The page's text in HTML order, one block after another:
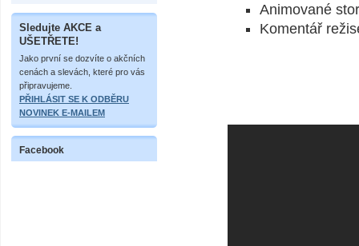
Sledujte AKCE a
UŠETŘETE!
Jako první se dozvíte o akčních
cenách a slevách, které pro vás
připravujeme.
PŘIHLÁSIT SE K ODBĚRU
NOVINEK E-MAILEM
Facebook
Animované
Komentář